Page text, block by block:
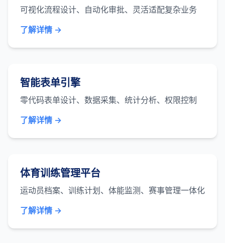
可视化流程设计、自动化审批、灵活适配复杂业务
了解详情 →
智能表单引擎
零代码表单设计、数据采集、统计分析、权限控制
了解详情 →
体育训练管理平台
运动员档案、训练计划、体能监测、赛事管理一体化
了解详情 →